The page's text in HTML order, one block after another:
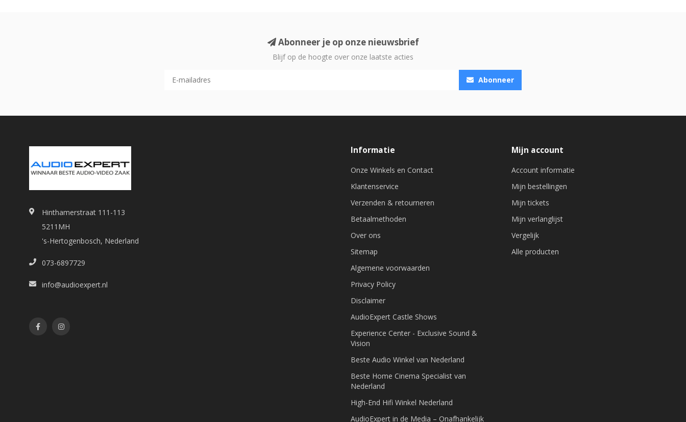
Abonneer je op onze nieuwsbrief
Blijf op de hoogte over onze laatste acties
Abonneer
Hinthamerstraat 111-113
5211MH
's-Hertogenbosch, Nederland
073-6897729
info@audioexpert.nl
Informatie
Onze Winkels en Contact
Klantenservice
Verzenden & retourneren
Betaalmethoden
Over ons
Sitemap
Algemene voorwaarden
Privacy Policy
Disclaimer
AudioExpert Castle Shows
Experience Center - Exclusive Sound &
Vision
Beste Audio Winkel van Nederland
Beste Home Cinema Specialist van
Nederland
High-End Hifi Winkel Nederland
AudioExpert in de Media – Onafhankelijk
Mijn account
Account informatie
Mijn bestellingen
Mijn tickets
Mijn verlanglijst
Vergelijk
Alle producten